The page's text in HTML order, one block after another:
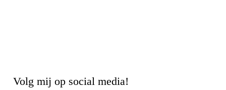
Volg mij op social media!